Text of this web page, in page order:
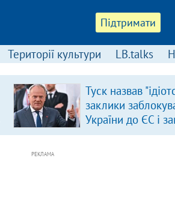
Підтримати
Території культури LB.talks
Туск назвав
заклики
України до ЄС і
припинити
РЕКЛАМА